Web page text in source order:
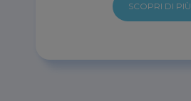
SCOPRI DI PIÙ